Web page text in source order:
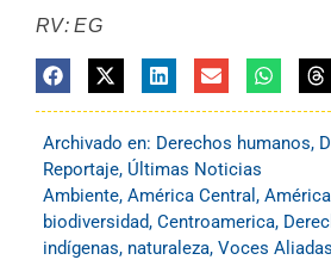
RV: EG
Archivado en: Derechos humanos,
Reportaje, Últimas Noticias
Ambiente, América Central ,
biodiversidad, Centroamerica,
indígenas, naturaleza, Voces Aliadas